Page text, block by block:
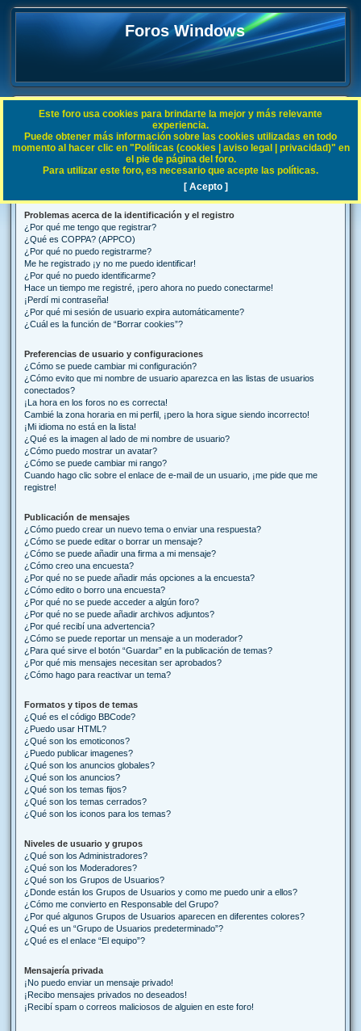
Foros Windows
FAQ
Índice general Preguntas Frecuentes
B
Preguntas Frecuentes
Problemas acerca de la identificación y el registro
¿Por qué me tengo que registrar?
¿Qué es COPPA? (APPCO)
¿Por qué no puedo registrarme?
Me he registrado ¡y no me puedo identificar!
¿Por qué no puedo identificarme?
Hace un tiempo me registré, ¡pero ahora no puedo conectarme!
¡Perdí mi contraseña!
¿Por qué mi sesión de usuario expira automáticamente?
¿Cuál es la función de “Borrar cookies”?
Preferencias de usuario y configuraciones
¿Cómo se puede cambiar mi configuración?
¿Cómo evito que mi nombre de usuario aparezca en las listas de usuarios
conectados?
¡La hora en los foros no es correcta!
Cambié la zona horaria en mi perfil, ¡pero la hora sigue siendo incorrecto!
¡Mi idioma no está en la lista!
¿Qué es la imagen al lado de mi nombre de usuario?
¿Cómo puedo mostrar un avatar?
¿Cómo se puede cambiar mi rango?
Cuando hago clic sobre el enlace de e-mail de un usuario, ¡me pide que me
registre!
Publicación de mensajes
¿Cómo puedo crear un nuevo tema o enviar una respuesta?
¿Cómo se puede editar o borrar un mensaje?
¿Cómo se puede añadir una firma a mi mensaje?
¿Cómo creo una encuesta?
¿Por qué no se puede añadir más opciones a la encuesta?
¿Cómo edito o borro una encuesta?
¿Por qué no se puede acceder a algún foro?
¿Por qué no se puede añadir archivos adjuntos?
¿Por qué recibí una advertencia?
¿Cómo se puede reportar un mensaje a un moderador?
¿Para qué sirve el botón “Guardar” en la publicación de temas?
¿Por qué mis mensajes necesitan ser aprobados?
¿Cómo hago para reactivar un tema?
Formatos y tipos de temas
¿Qué es el código BBCode?
¿Puedo usar HTML?
¿Qué son los emoticonos?
¿Puedo publicar imagenes?
¿Qué son los anuncios globales?
¿Qué son los anuncios?
¿Qué son los temas fijos?
¿Qué son los temas cerrados?
¿Qué son los iconos para los temas?
Niveles de usuario y grupos
¿Qué son los Administradores?
¿Qué son los Moderadores?
¿Qué son los Grupos de Usuarios?
¿Donde están los Grupos de Usuarios y como me puedo unir a ellos?
¿Cómo me convierto en Responsable del Grupo?
¿Por qué algunos Grupos de Usuarios aparecen en diferentes colores?
¿Qué es un “Grupo de Usuarios predeterminado”?
¿Qué es el enlace “El equipo”?
Mensajería privada
¡No puedo enviar un mensaje privado!
¡Recibo mensajes privados no deseados!
¡Recibí spam o correos maliciosos de alguien en este foro!
Este foro usa cookies para brindarte la mejor y más relevante
experiencia.
Puede obtener más información sobre las cookies utilizadas en todo
momento al hacer clic en "Políticas (cookies | aviso legal | privacidad)" en
el pie de página del foro.
Para utilizar este foro, es necesario que acepte las políticas.
[ Acepto ]